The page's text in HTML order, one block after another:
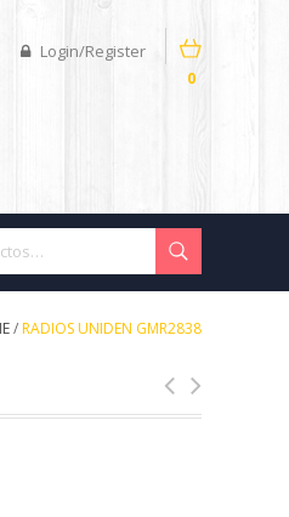
0
Login/Register
/RADIOS UNIDEN GMR2838